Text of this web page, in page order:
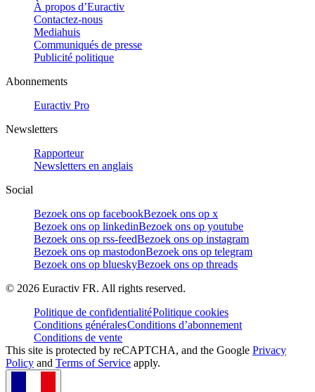
À propos d’Euractiv
Contactez-nous
Mediahuis
Communiqués de presse
Publicité politique
Abonnements
Euractiv Pro
Newsletters
Rapporteur
Newsletters en anglais
Social
Bezoek ons op facebookBezoek ons op x
Bezoek ons op linkedinBezoek ons op youtube
Bezoek ons op rss-feedBezoek ons op instagram
Bezoek ons op mastodonBezoek ons op telegram
Bezoek ons op blueskyBezoek ons op threads
© 2026 Euractiv FR. All rights reserved.
Politique de confidentialitéPolitique cookies
Conditions généralesConditions d’abonnement
Conditions de vente
This site is protected by reCAPTCHA, and the Google Privacy
Policy and Terms of Service apply.